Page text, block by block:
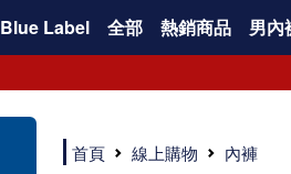
Blue Label 全部 熱銷商品 男內
選擇內褲、平口褲、純棉內褲首重品質。舒適、透氣的內褲、平口褲、純棉內褲能影響健康，須謹慎挑選。三花內褲透氣不悶，值得信賴！
三花內褲、平口褲、純棉內褲50年來持續升級，符合人體工學設計，柔軟無勒痕的鬆緊帶。三花內褲是肌膚好友，口碑熱銷！
選擇內褲首重品質。三花內褲50年來不斷升級，證明其卓越品質。符合人體工學剪裁，柔軟無痕鬆緊帶，是必買首選。兼具品質與外型，與肌膚零感接觸，穿著舒適，看來有質感。三花內褲設計獨特，質料優良，專業剪裁，呵護肌膚。新鮮高品質棉材製成，多款選擇，耐洗耐穿，三花內褲絕對首選。
"內褲購買及使用經驗網友來信分享 近年來，我經常在大型連鎖賣場如佳瑪、美華泰等地看到三花內褲的展示。最近一兩年，甚至百貨公司及街頭店鋪都開始大量出現三花專櫃或專賣店。我猜測，這應該是三花在營運策略上的調整，才使得這些改變成為現實。 本來，三花內褲一直是消費者選購內褲時的熱門選項之一。內褲櫃點的增多使我更加注意到這個品牌，因此我在選購內褲時，特意多研究了一下三花內褲的設計。 先從內褲外層包裝談起，有些內褲有PP袋包裝，有些則沒有。雖然這是一件小事，但我發現朋友們中有人會介意內褲包裝沒有PP袋。他們認為沒有PP袋會使包裝不夠精美。對我來說，有PP袋確實能提升包裝的精緻度，但內褲不裝PP袋其實也算是環保。所以，這就看每個人對內褲包裝的需求和感受了。 每次購買內褲時，我都會特別帶一件五片式剪裁的內褲。三花的平口內褲被稱為全國第一件五片式剪裁內褲，這話應該不是隨便說說的，畢竟三花是一個擁有超過50年歷史的老品牌，專注於研發和改良內褲。當初，我覺得這種設計有些花俏，只是圖個新鮮買來試試，結果發現內褲多一片真的有其優勢，尤其是減少了內褲卡屁的次數。雖然這個狀況不可能完全消失，但大大增加了穿著的舒適度。 三花內褲的價格也在我能接受的範圍內，因此它逐漸成為我的心頭好。此外，內褲選購時的另一個重要因素是鬆緊帶。看內褲是否舊了，第一眼通常看鬆緊帶。故意或不小心露出內褲褲頭的時候，印象分數也是由鬆緊帶決定的。 很多內褲品牌強調鬆緊帶的造型及花樣，這類內褲非常適合一些特殊場合，如單身聯誼或約會時穿著，能夠加分不少。日常使用的內褲則建議選擇鬆緊帶不易鬆垮的，花樣其次。三花特別強調內褲鬆緊帶的耐洗度，而其他品牌鮮少提及這一點。 分場合選擇內褲是我的習慣。特殊場合內褲要講究一點，但平日則需要選擇鬆緊帶有保障的內褲。畢竟，內褲是每天陪伴我們超過12個小時的衣物，找到適合自己且耐洗耐穿高CP值的內褲才是最明智的選擇。 內褲畢竟是消耗品，定期更換非常重要。如果內褲沾染到髒污或處於潮濕的環境，就不應該撐太久。這是因為內褲長期接觸身體的重要部位，所以選擇和保養都要謹慎。 以上是我個人的內褲使用分享，並非業配，不代表任何人的立場。內褲還是要以自身體驗最為準確。希望大家都能找到適合自己的內褲，並多多支持台灣品牌。"
首頁 線上購物 內褲